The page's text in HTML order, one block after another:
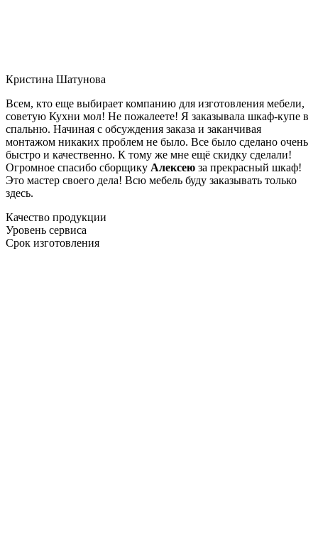
Кристина Шатунова
Всем, кто еще выбирает компанию для изготовления мебели,
советую Кухни мол! Не пожалеете! Я заказывала шкаф-купе в
спальню. Начиная с обсуждения заказа и заканчивая
монтажом никаких проблем не было. Все было сделано очень
быстро и качественно. К тому же мне ещё скидку сделали!
Огромное спасибо сборщику Алексею за прекрасный шкаф!
Это мастер своего дела! Всю мебель буду заказывать только
здесь.
Качество продукции
Уровень сервиса
Срок изготовления